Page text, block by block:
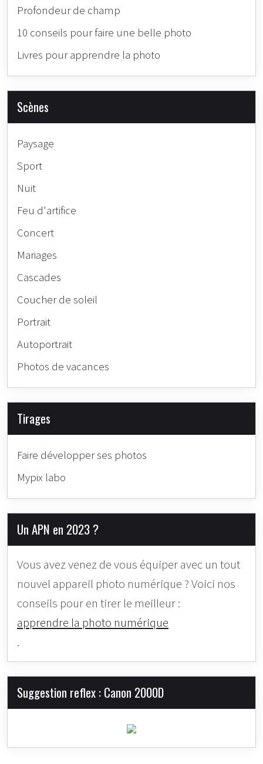
Profondeur de champ
10 conseils pour faire une belle photo
Livres pour apprendre la photo
Scènes
Paysage
Sport
Nuit
Feu d'artifice
Concert
Mariages
Cascades
Coucher de soleil
Portrait
Autoportrait
Photos de vacances
Tirages
Faire développer ses photos
Mypix labo
Un APN en 2023 ?
Vous avez venez de vous équiper avec un tout
nouvel appareil photo numérique ? Voici nos
conseils pour en tirer le meilleur :
apprendre la photo numérique
.
Suggestion reflex : Canon 2000D